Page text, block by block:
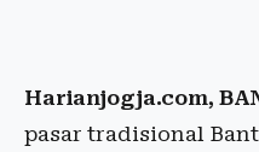
Harianjogja.com,
pasar tradisional